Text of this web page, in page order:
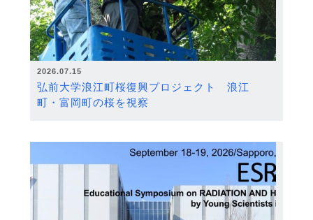
2026.07.15
弘前大学浪江町桜復興プロジェクト 浪江
町・富岡町の桜を視察